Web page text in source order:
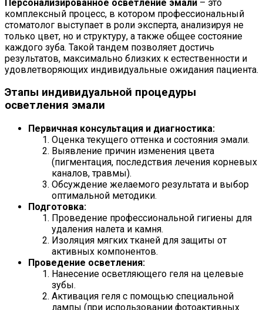
Персонализированное осветление эмали – это
комплексный процесс, в котором профессиональный
стоматолог выступает в роли эксперта, анализируя не
только цвет, но и структуру, а также общее состояние
каждого зуба. Такой тандем позволяет достичь
результатов, максимально близких к естественности и
удовлетворяющих индивидуальные ожидания пациента.
Этапы индивидуальной процедуры
осветления эмали
Первичная консультация и диагностика:
Оценка текущего оттенка и состояния эмали.
Выявление причин изменения цвета
(пигментация, последствия лечения корневых
каналов, травмы).
Обсуждение желаемого результата и выбор
оптимальной методики.
Подготовка:
Проведение профессиональной гигиены для
удаления налета и камня.
Изоляция мягких тканей для защиты от
активных компонентов.
Проведение осветления:
Нанесение осветляющего геля на целевые
зубы.
Активация геля с помощью специальной
лампы (при использовании фотоактивных